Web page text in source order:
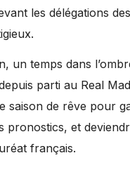
les délégations
un temps dans
parti au Real
saison de rêve pour
pronostics, et
français.